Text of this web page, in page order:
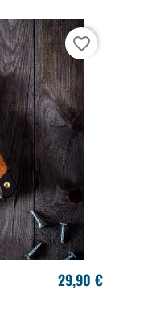
29,90 €
favorite_border